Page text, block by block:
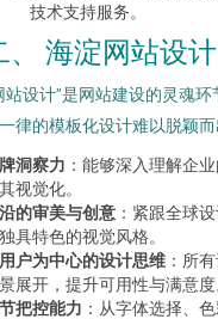
技术支持服务。
、 海淀网站设
站设计”是网站建设的灵魂
律的模板化设计难以脱颖
洞察力 ：能够深入理解企
视觉化。
的审美与创意 ：紧跟全球
具特色的视觉风格。
户为中心的设计思维 ：所
展开，提升可用性与满意度
把控能力 ：从字体选择、